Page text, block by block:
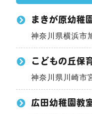
まきが原幼稚
神奈川県横浜市
こどもの丘保
神奈川県川崎市
広田幼稚園教